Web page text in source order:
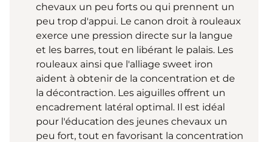
chevaux un peu forts ou qui prennent un
peu trop d'appui. Le canon droit à rouleaux
exerce une pression directe sur la langue
et les barres, tout en libérant le palais. Les
rouleaux ainsi que l'alliage sweet iron
aident à obtenir de la concentration et de
la décontraction. Les aiguilles offrent un
encadrement latéral optimal. Il est idéal
pour l'éducation des jeunes chevaux un
peu fort, tout en favorisant la concentration